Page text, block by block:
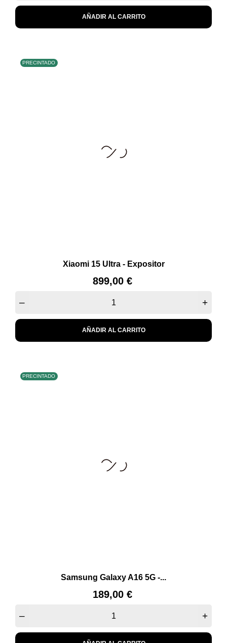
AÑADIR AL CARRITO
PRECINTADO
Xiaomi 15 Ultra - Expositor
Precio
899,00 €
– +
AÑADIR AL CARRITO
PRECINTADO
Samsung Galaxy A16 5G -...
Precio
189,00 €
– +